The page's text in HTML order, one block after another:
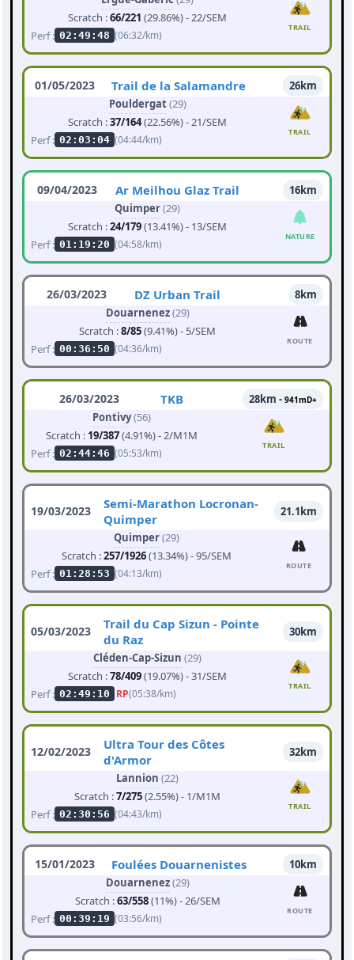
Scratch :66/221 (29.86%) - 22/SEM
Perf : 02:49:48 (06:32/km)
TRAIL
01/05/2023 Trail de la Salamandre
26km
Pouldergat(29)
Scratch :37/164(22.56%) - 21/SEM
Perf : 02:03:04 (04:44/km)
TRAIL
09/04/2023 Ar Meilhou Glaz Trail
16km
Quimper(29)
Scratch :24/179(13.41%) - 13/SEM
Perf : 01:19:20 (04:58/km)
NATURE
26/03/2023 DZ Urban Trail
8km
Douarnenez(29)
Scratch :8/85(9.41%) - 5/SEM
Perf : 00:36:50 (04:36/km)
ROUTE
26/03/2023 TKB 28km - 941mD+
Pontivy(56)
Scratch : 19/387(4.91%) - 2/M1M
Perf : 02:44:46 (05:53/km)
TRAIL
19/03/2023
Semi-Marathon Locronan-
Quimper
21.1km
Quimper(29)
Scratch :257/1926(13.34%) - 95/SEM
Perf : 01:28:53 (04:13/km)
ROUTE
05/03/2023
Trail du Cap Sizun - Pointe
du Raz
30km
Cléden-Cap-Sizun (29)
Scratch :78/409(19.07%) - 31/SEM
Perf : 02:49:10 RP(05:38/km)
TRAIL
12/02/2023
Ultra Tour des Côtes
d'Armor
32km
Lannion (22)
Scratch :7/275(2.55%) - 1/M1M
Perf : 02:30:56 (04:43/km)
TRAIL
15/01/2023 Foulées Douarnenistes
10km
Douarnenez(29)
Scratch :63/558(11%) - 26/SEM
Perf : 00:39:19 (03:56/km)
ROUTE